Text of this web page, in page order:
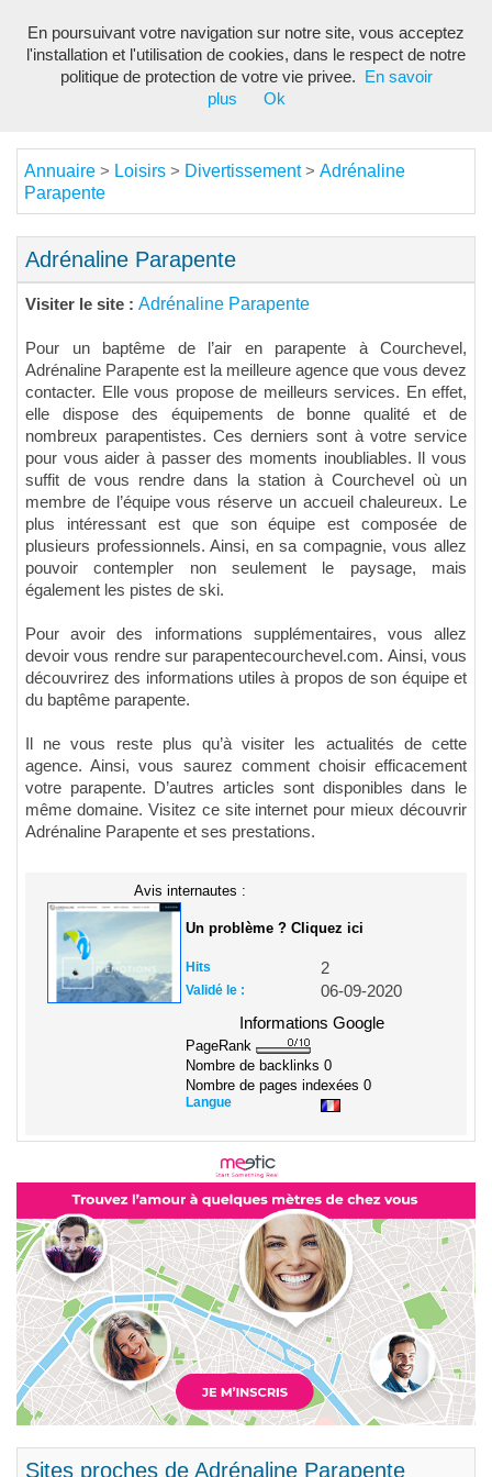
Annuaire > Loisirs > Divertissement> Adrénaline
Parapente
Adrénaline Parapente
Visiter le site : Adrénaline Parapente
Pour un baptême de l’air en parapente à Courchevel,
Adrénaline Parapente est la meilleure agence que vous devez
contacter. Elle vous propose de meilleurs services. En effet,
elle dispose des équipements de bonne qualité et de
nombreux parapentistes. Ces derniers sont à votre service
pour vous aider à passer des moments inoubliables. Il vous
suffit de vous rendre dans la station à Courchevel où un
membre de l’équipe vous réserve un accueil chaleureux. Le
plus intéressant est que son équipe est composée de
plusieurs professionnels. Ainsi, en sa compagnie, vous allez
pouvoir contempler non seulement le paysage, mais
également les pistes de ski.
Pour avoir des informations supplémentaires, vous allez
devoir vous rendre sur parapentecourchevel.com. Ainsi, vous
découvrirez des informations utiles à propos de son équipe et
du baptême parapente.
Il ne vous reste plus qu’à visiter les actualités de cette
agence. Ainsi, vous saurez comment choisir efficacement
votre parapente. D’autres articles sont disponibles dans le
même domaine. Visitez ce site internet pour mieux découvrir
Adrénaline Parapente et ses prestations.
Avis internautes :
Un problème ? Cliquez ici
Hits 2
Validé le :
06-09-2020
Informations Google
PageRank
Nombre de backlinks 0
Nombre de pages indexées 0
Langue
Sites proches de Adrénaline Parapente
En poursuivant votre navigation sur notre site, vous acceptez
l'installation et l'utilisation de cookies, dans le respect de notre
politique de protection de votre vie privee.
En savoir
plus
Ok